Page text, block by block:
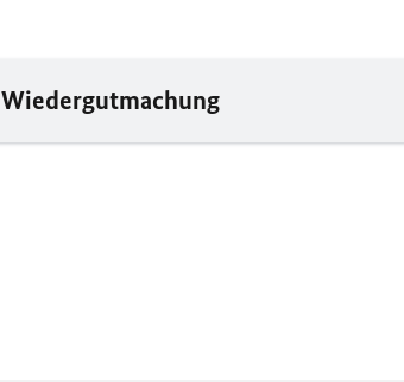
Wiedergutmachung